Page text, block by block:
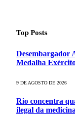
Top Posts
Desembargador
Medalha
9 DE AGOSTO DE 2026
Rio concentra
ilegal da medicina